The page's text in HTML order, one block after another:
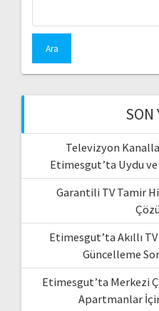
SON
Televizyon
Etimesgut’ta Uydu
Garantili TV Tamir
Etimesgut’ta Akıllı
Güncelleme
Etimesgut’ta Merkezi
Apartmanlar